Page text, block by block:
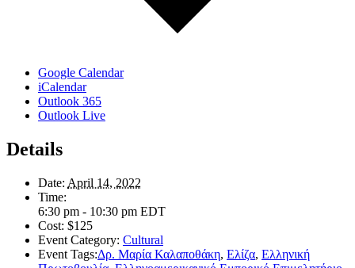
Google Calendar
iCalendar
Outlook 365
Outlook Live
Details
Date: April 14, 2022
Time:
6:30 pm - 10:30 pm EDT
Cost: $125
Event Category: Cultural
Event Tags:Δρ. Μαρία Καλαποθάκη, Ελίζα, Ελληνική